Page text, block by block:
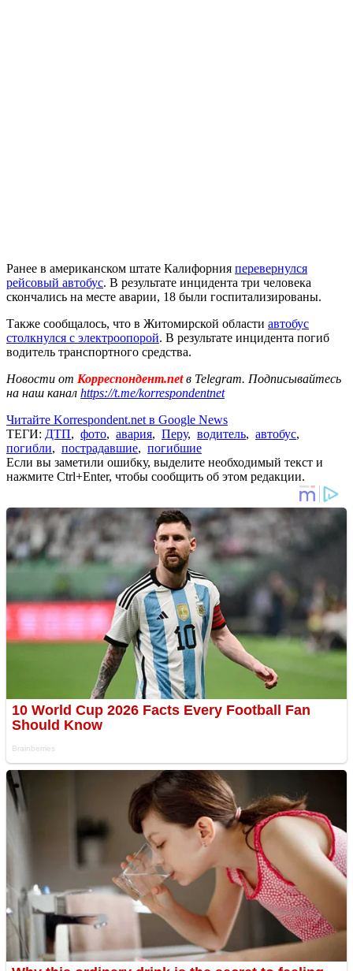
Ранее в американском штате Калифорния перевернулся
рейсовый автобус. В результате инцидента три человека
скончались на месте аварии, 18 были госпитализированы.
Также сообщалось, что в Житомирской области автобус
столкнулся с электроопорой. В результате инцидента погиб
водитель транспортного средства.
Новости от Корреспондент.netв Telegram. Подписывайтесь
на наш канал https://t.me/korrespondentnet
Читайте Korrespondent.net в Google News
ТЕГИ: ДТП, фото, авария, Перу, водитель, автобус,
погибли, пострадавшие, погибшие
Если вы заметили ошибку, выделите необходимый текст и
нажмите Ctrl+Enter, чтобы сообщить об этом редакции.